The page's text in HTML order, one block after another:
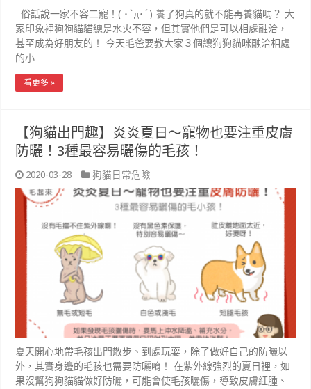
俗話說一家不容二寵！( ･`д･´) 養了狗真的就不能再養貓嗎？ 大
家印象裡狗狗貓貓總是水火不容，但其實他們是可以相處融洽，
甚至成為好朋友的！ 今天毛爸要教大家３個讓狗狗貓咪融洽相處
的小 …
看更多 »
【狗貓出門趣】炎炎夏日～寵物也要注重皮膚
防曬！3種最容易曬傷的毛孩！
2020-03-28 狗貓日常危險
夏天開心地帶毛孩出門散步、到處玩耍，除了做好自己的防曬以
外，其實身邊的毛孩也需要防曬唷！ 在紫外線強烈的夏日裡，如
果沒幫狗狗貓貓做好防曬，可能會使毛孩曬傷，導致皮膚紅腫、